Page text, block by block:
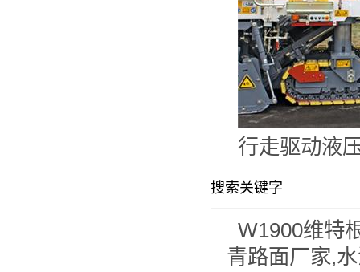
行走驱动液
搜索关键字
W1900维特
青路面厂家,